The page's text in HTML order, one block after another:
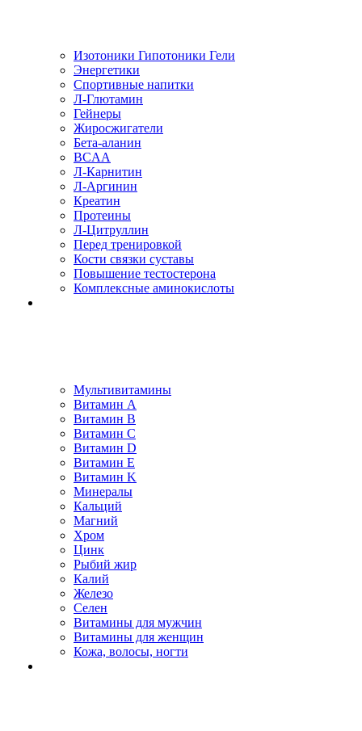
Изотоники Гипотоники Гели
Энергетики
Спортивные напитки
Л-Глютамин
Гейнеры
Жиросжигатели
Бета-аланин
BCAA
Л-Карнитин
Л-Аргинин
Креатин
Протеины
Л-Цитруллин
Перед тренировкой
Кости связки суставы
Повышение тестостерона
Комплексные аминокислоты
Мультивитамины
Витамин A
Витамин B
Витамин C
Витамин D
Витамин E
Витамин K
Минералы
Кальций
Магний
Хром
Цинк
Рыбий жир
Калий
Железо
Селен
Витамины для мужчин
Витамины для женщин
Кожа, волосы, ногти